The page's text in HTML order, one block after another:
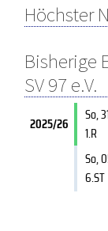
Höchster
Bisherige
SV 97 e.V.
2025/26 So,
1.R
So,
6.ST